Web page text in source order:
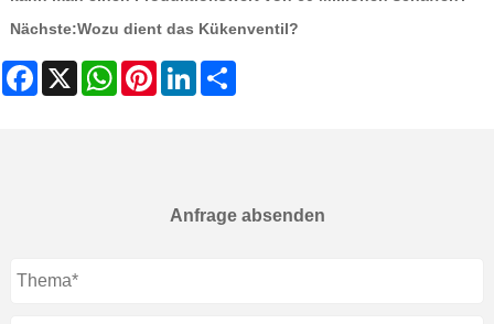
Nächste:Wozu dient das Kükenventil?
Facebook
X WhatsAppPinterestLinkedIn
Anfrage absenden